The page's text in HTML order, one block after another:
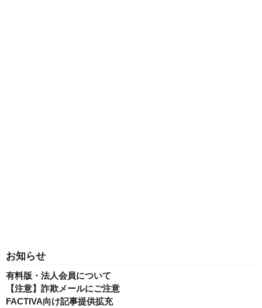
お知らせ
有料版・法人会員について
【注意】詐欺メールにご注意
FACTIVA向け記事提供拡充